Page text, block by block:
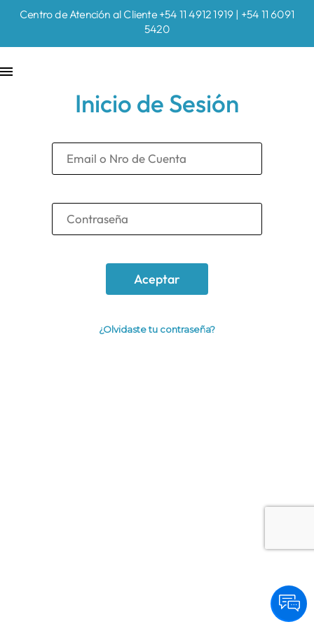
Centro de Atención al Cliente +54 11 4912 1919 | +54 11 6091
5420
Inicio de Sesión
¿Olvidaste tu contraseña?